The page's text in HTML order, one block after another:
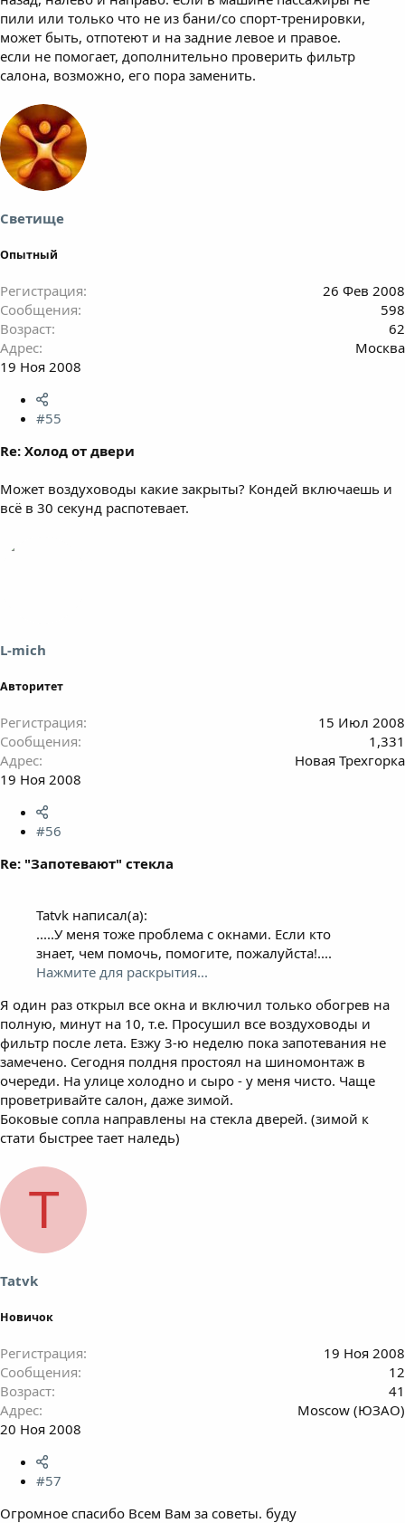
пили или только что не из бани/со спорт-тренировки,
может быть, отпотеют и на задние левое и правое.
если не помогает, дополнительно проверить фильтр
салона, возможно, его пора заменить.
Светище
Опытный
Регистрация
26 Фев 2008
Сообщения
598
Возраст
62
Адрес
Москва
19 Ноя 2008
#55
Re: Холод от двери
Может воздуховоды какие закрыты? Кондей включаешь и
всё в 30 секунд распотевает.
L-mich
Авторитет
Регистрация
15 Июл 2008
Сообщения
1,331
Адрес
Новая Трехгорка
19 Ноя 2008
#56
Re: "Запотевают" стекла
Tatvk написал(а):
.....У меня тоже проблема с окнами. Если кто
знает, чем помочь, помогите, пожалуйста!....
Нажмите для раскрытия...
Я один раз открыл все окна и включил только обогрев на
полную, минут на 10, т.е. Просушил все воздуховоды и
фильтр после лета. Езжу 3-ю неделю пока запотевания не
замечено. Сегодня полдня простоял на шиномонтаж в
очереди. На улице холодно и сыро - у меня чисто. Чаще
проветривайте салон, даже зимой.
Боковые сопла направлены на стекла дверей. (зимой к
стати быстрее тает наледь)
T
Tatvk
Новичок
Регистрация
19 Ноя 2008
Сообщения
12
Возраст
41
Адрес
Moscow (ЮЗАО)
20 Ноя 2008
#57
Огромное спасибо Всем Вам за советы. буду